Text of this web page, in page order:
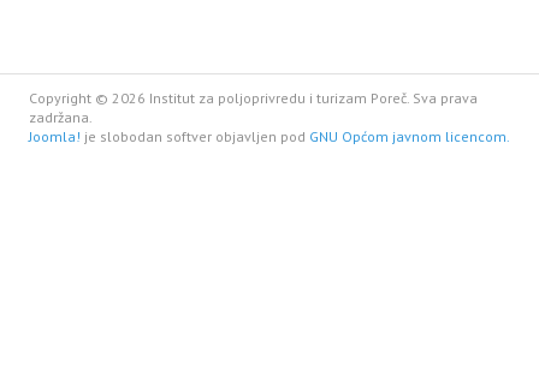
Copyright © 2026 Institut za poljoprivredu i turizam Poreč. Sva prava
zadržana.
Joomla! je slobodan softver objavljen pod GNU Općom javnom licencom.